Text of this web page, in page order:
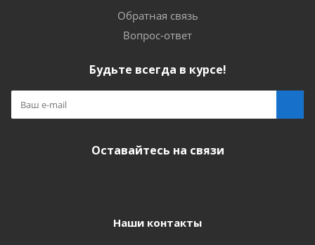
Обратная связь
Вопрос-ответ
Будьте всегда в курсе!
Оставайтесь на связи
Наши контакты